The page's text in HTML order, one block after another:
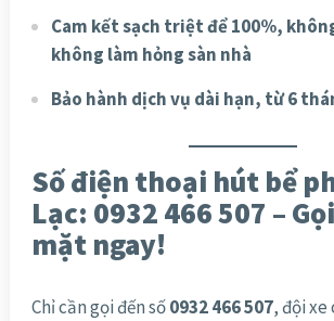
Cam kết sạch triệt để 100%,
không làm hỏng sàn nhà
Bảo hành dịch vụ dài hạn, từ 6
Số điện thoại hút bể
Lạc: 0932 466 507 –
mặt ngay!
Chỉ cần gọi đến số0932 466 507, đội xe